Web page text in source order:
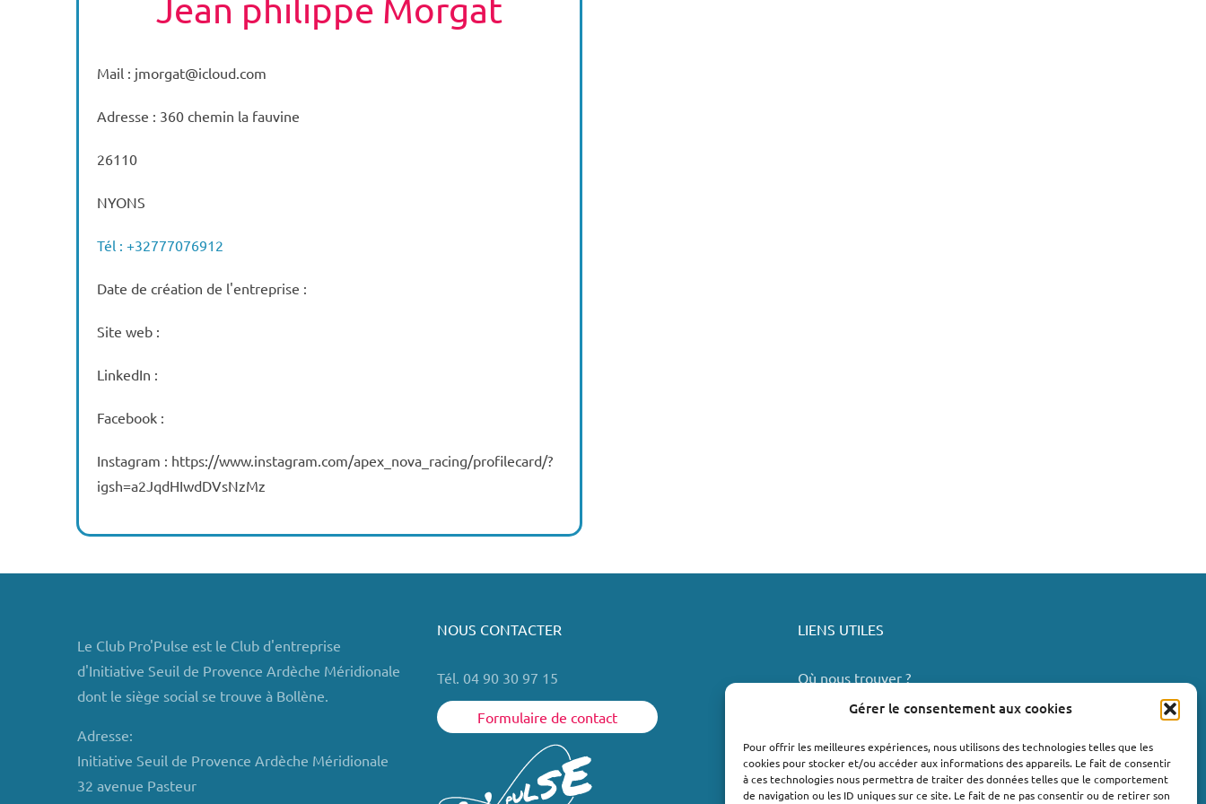
Gérer le consentement aux cookies
Pour offrir les meilleures expériences, nous utilisons des technologies telles que les
cookies pour stocker et/ou accéder aux informations des appareils. Le fait de consentir
à ces technologies nous permettra de traiter des données telles que le comportement
de navigation ou les ID uniques sur ce site. Le fait de ne pas consentir ou de retirer son
Jean philippe Morgat
Mail : jmorgat@icloud.com
Adresse : 360 chemin la fauvine
26110
NYONS
Tél : +32777076912
Date de création de l'entreprise :
Site web :
LinkedIn :
Facebook :
Instagram : https://www.instagram.com/apex_nova_racing/profilecard/?
igsh=a2JqdHIwdDVsNzMz
Le Club Pro'Pulse est le Club d'entreprise
d'Initiative Seuil de Provence Ardèche Méridionale
dont le siège social se trouve à Bollène.
Adresse:
Initiative Seuil de Provence Ardèche Méridionale
32 avenue Pasteur
NOUS CONTACTER
Tél. 04 90 30 97 15
Formulaire de contact
LIENS UTILES
Où nous trouver ?
Valréas
Le Teil